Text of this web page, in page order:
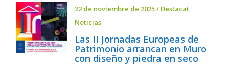
22 de noviembre de 2025/ Destacat,
Noticias
Las II Jornadas Europeas de
Patrimonio arrancan en Muro
con diseño y piedra en seco